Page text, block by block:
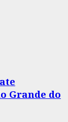
Grande do